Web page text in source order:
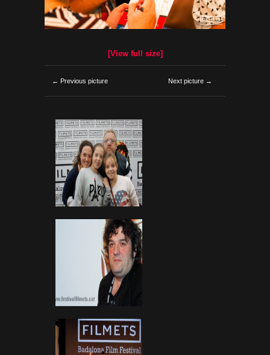
[View full size]
← Previous picture Next picture →